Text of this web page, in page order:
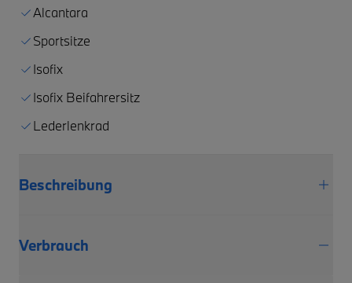
Alcantara
Sportsitze
Isofix
Isofix Beifahrersitz
Lederlenkrad
Beschreibung
Verbrauch